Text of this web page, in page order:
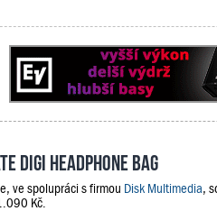
DIGI Headphone Bag
ve spolupráci s firmou Disk Multimedia,
Kč.